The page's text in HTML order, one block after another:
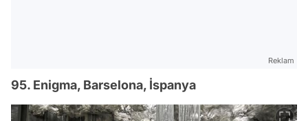
Reklam
95. Enigma, Barselona, İspanya